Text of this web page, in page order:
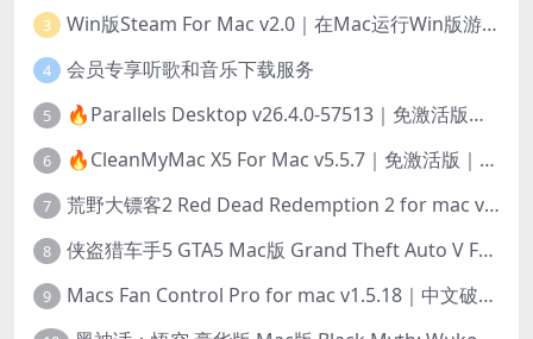
3 Win版Steam For Mac v2.0｜在Mac运行Win版游戏！｜升级GPTK4.0支持！
4 会员专享听歌和音乐下载服务
5 🔥Parallels Desktop v26.4.0-57513｜免激活版｜在Mac上安装Windows/Linux等系统[赠Windows激活]
6 🔥CleanMyMac X5 For Mac v5.5.7｜免激活版｜macOS系统优化/清理神器
7 荒野大镖客2 Red Dead Redemption 2 for mac v1436.28｜中文移植版｜最好玩的开放世界游戏
8 侠盗猎车手5 GTA5 Mac版 Grand Theft Auto V For Mac｜中文破解版
9 Macs Fan Control Pro for mac v1.5.18｜中文破解版｜风扇监控与控制工具